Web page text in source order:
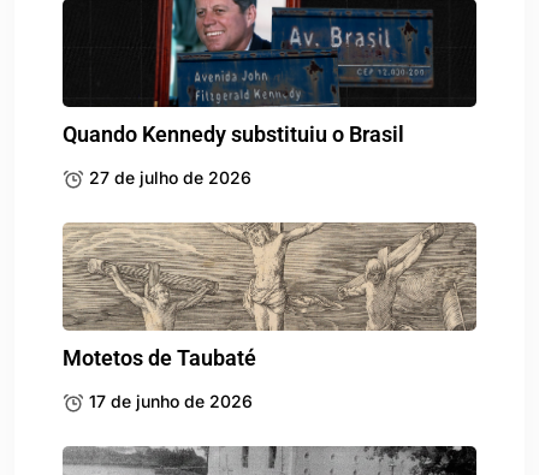
Quando Kennedy substituiu o Brasil
27 de julho de 2026
Motetos de Taubaté
17 de junho de 2026